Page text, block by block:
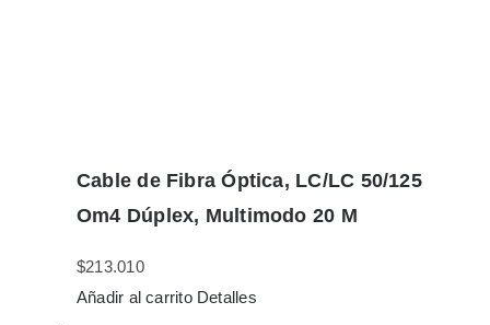
Cable de Fibra Óptica, LC/LC 50/125
Om4 Dúplex, Multimodo 20 M
$213.010
Añadir al carrito Detalles